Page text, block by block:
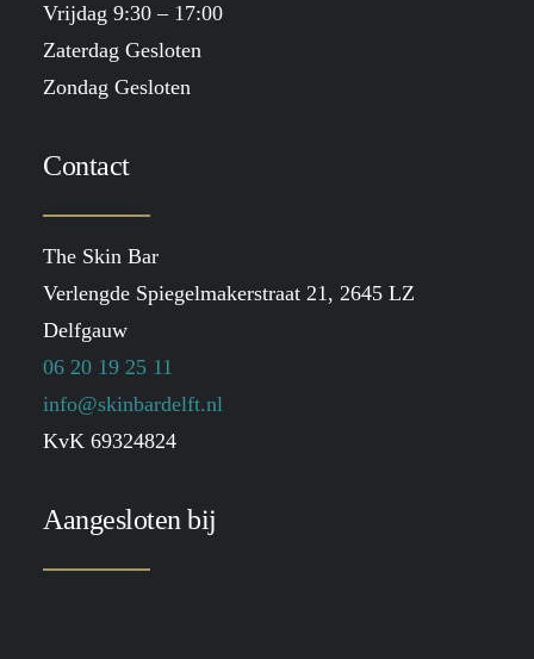
Vrijdag 9:30 – 17:00
Zaterdag Gesloten
Zondag Gesloten
Contact
The Skin Bar
Verlengde Spiegelmakerstraat 21, 2645 LZ
Delfgauw
06 20 19 25 11
info@skinbardelft.nl
KvK 69324824
Aangesloten bij